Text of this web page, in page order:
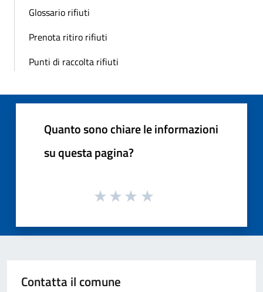
Glossario rifiuti
Prenota ritiro rifiuti
Punti di raccolta rifiuti
Quanto sono chiare le informazioni
su questa pagina?
Contatta il comune